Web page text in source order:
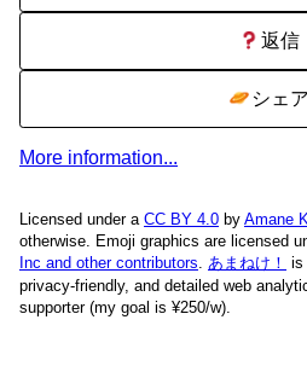
返信
シェア
More information...
Licensed under a CC BY 4.0 by Amane
otherwise. Emoji graphics are licensed
Inc and other contributors. あまねけ！ is
privacy-friendly, and detailed web
supporter (my goal is ¥250/w).